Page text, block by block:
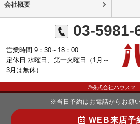
会社概要
03-5981-
営業時間 9：30～18：00
定休日 水曜日、第一火曜日（1月～
3月は無休）
©株式会社ハウスマ
※当日予約はお電話からお願い
WEB来店予